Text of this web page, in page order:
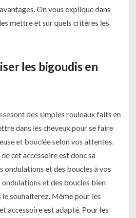
On vous explique dans
mettre et sur quels critères les
les bigoudis en
sont des simples rouleaux faits en
dans les cheveux pour se faire
et bouclée selon vos attentes.
cet accessoire est donc sa
ondulations et des boucles à vos
ondulations et des boucles bien
souhaiterez. Même pour les
accessoire est adapté. Pour les